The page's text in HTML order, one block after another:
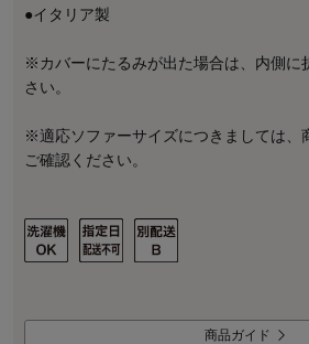
●イタリア製
※カバーにたるみが出た場合は、内側に
さい。
※適応ソファーサイズにつきましては、
ご確認ください。
商品ガイド